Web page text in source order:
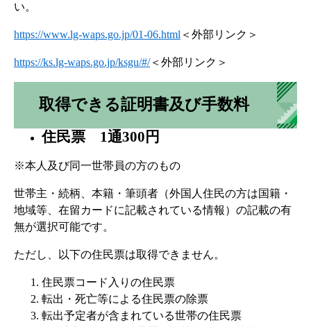
い。
https://www.lg-waps.go.jp/01-06.html ＜外部リンク＞
https://ks.lg-waps.go.jp/ksgu/#/＜外部リンク＞
取得できる証明書及び手数料
住民票 1通300円
※本人及び同一世帯員の方のもの
世帯主・続柄、本籍・筆頭者（外国人住民の方は国籍・
地域等、在留カードに記載されている情報）の記載の有
無が選択可能です。
ただし、以下の住民票は取得できません。
住民票コード入りの住民票
転出・死亡等による住民票の除票
転出予定者が含まれている世帯の住民票